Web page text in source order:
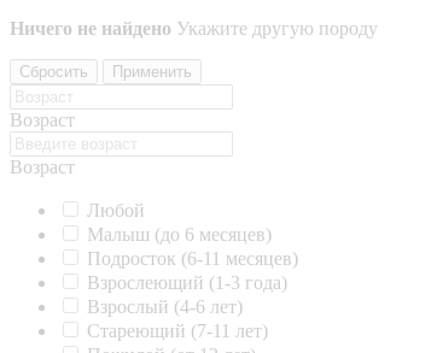
Ничего не найдено Укажите другую породу
Сбросить Применить
Возраст
Возраст
Любой
Малыш (до 6 месяцев)
Подросток (6-11 месяцев)
Взрослеющий (1-3 года)
Взрослый (4-6 лет)
Стареющий (7-11 лет)